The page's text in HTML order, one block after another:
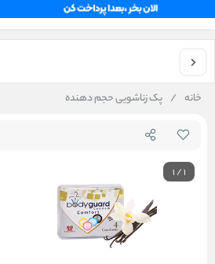
خانه / پک زناشویی حجم دهنده
1/1